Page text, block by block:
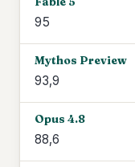
95
93,9
88,6